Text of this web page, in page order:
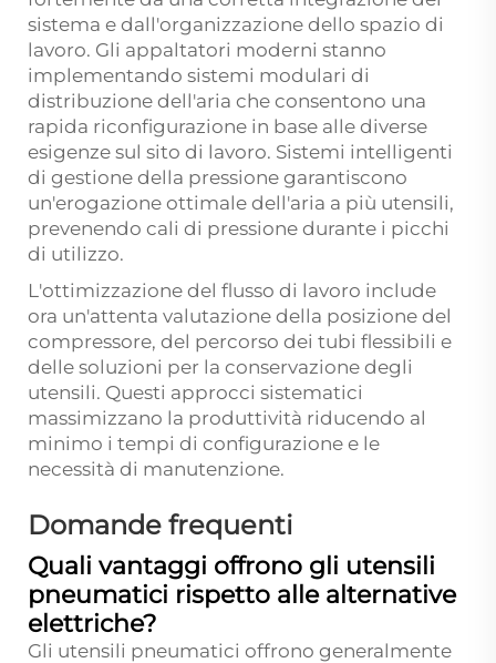
sistema e dall'organizzazione dello spazio di
lavoro. Gli appaltatori moderni stanno
implementando sistemi modulari di
distribuzione dell'aria che consentono una
rapida riconfigurazione in base alle diverse
esigenze sul sito di lavoro. Sistemi intelligenti
di gestione della pressione garantiscono
un'erogazione ottimale dell'aria a più utensili,
prevenendo cali di pressione durante i picchi
di utilizzo.
L'ottimizzazione del flusso di lavoro include
ora un'attenta valutazione della posizione del
compressore, del percorso dei tubi flessibili e
delle soluzioni per la conservazione degli
utensili. Questi approcci sistematici
massimizzano la produttività riducendo al
minimo i tempi di configurazione e le
necessità di manutenzione.
Domande frequenti
Quali vantaggi offrono gli utensili
pneumatici rispetto alle alternative
elettriche?
Gli utensili pneumatici offrono generalmente